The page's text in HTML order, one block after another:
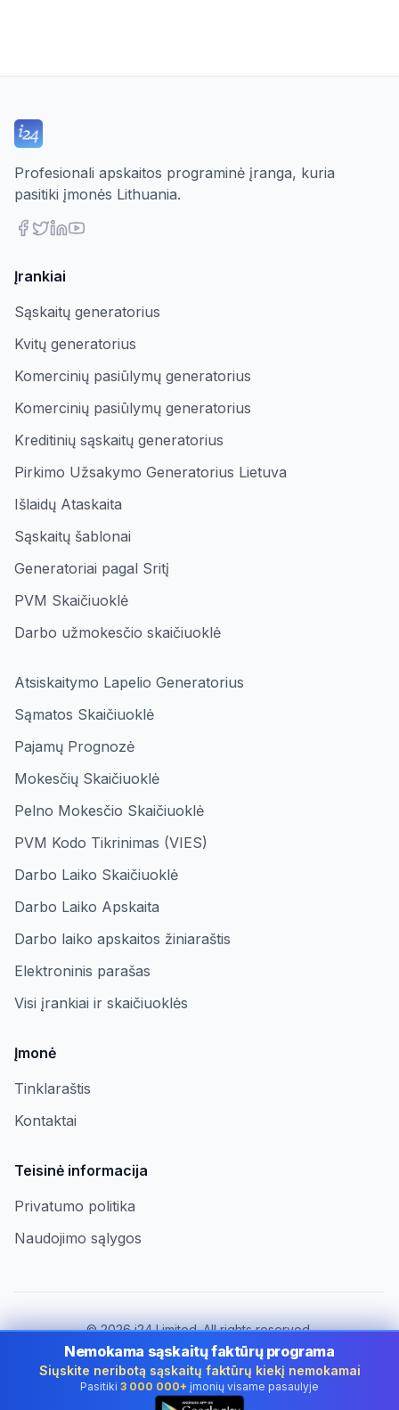
Profesionali apskaitos programinė įranga, kuria
pasitiki įmonės Lithuania.
Įrankiai
Sąskaitų generatorius
Kvitų generatorius
Komercinių pasiūlymų generatorius
Komercinių pasiūlymų generatorius
Kreditinių sąskaitų generatorius
Pirkimo Užsakymo Generatorius Lietuva
Išlaidų Ataskaita
Sąskaitų šablonai
Generatoriai pagal Sritį
PVM Skaičiuoklė
Darbo užmokesčio skaičiuoklė
Atsiskaitymo Lapelio Generatorius
Sąmatos Skaičiuoklė
Pajamų Prognozė
Mokesčių Skaičiuoklė
Pelno Mokesčio Skaičiuoklė
PVM Kodo Tikrinimas (VIES)
Darbo Laiko Skaičiuoklė
Darbo Laiko Apskaita
Darbo laiko apskaitos žiniaraštis
Elektroninis parašas
Visi įrankiai ir skaičiuoklės
Įmonė
Tinklaraštis
Kontaktai
Teisinė informacija
Privatumo politika
Naudojimo sąlygos
©2026i24 Limited. All rights reserved.
Įmonėms Lithuania
Keisti šalį:
Lithuania
Nemokama sąskaitų faktūrų programa
Siųskite neribotą sąskaitų faktūrų kiekį nemokamai
Pasitiki 3 000 000+ įmonių visame pasaulyje